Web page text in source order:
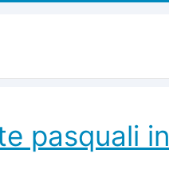
pasquali in